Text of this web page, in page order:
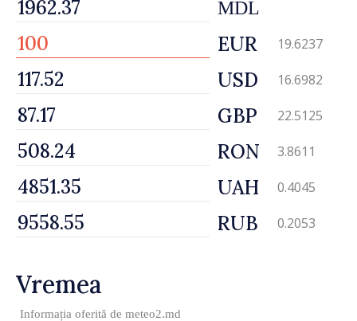
MDL
EUR 19.6237
USD 16.6982
GBP 22.5125
RON 3.8611
UAH 0.4045
RUB 0.2053
Vremea
Informația oferită de meteo2.md